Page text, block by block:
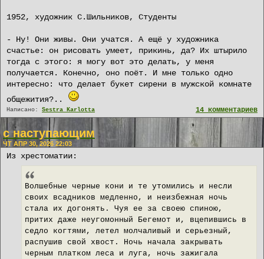
1952, художник С.Шильников, Студенты
- Ну! Они живы. Они учатся. А ещё у художника
счастье: он рисовать умеет, прикинь, да? Их штырило
тогда с этого: я могу вот это делать, у меня
получается. Конечно, оно поёт. И мне только одно
интересно: что делает букет сирени в мужской комнате
общежития?..
14 комментариев
Написано: Sestra Karlotta
с наступающим
ЧТ АПР 30, 2026 22:03
Из хрестоматии:
Волшебные черные кони и те утомились и несли
своих всадников медленно, и неизбежная ночь
стала их догонять. Чуя ее за своею спиною,
притих даже неугомонный Бегемот и, вцепившись в
седло когтями, летел молчаливый и серьезный,
распушив свой хвост. Ночь начала закрывать
черным платком леса и луга, ночь зажигала